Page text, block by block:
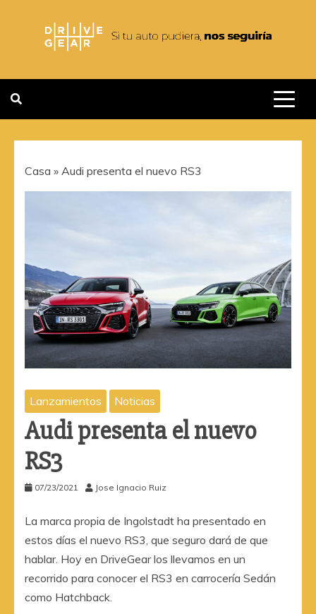
contenido
DRIVEGEAR
Casa » Audi presenta el nuevo RS3
Lanzamientos Noticias
Audi presenta el nuevo
RS3
07/23/2021 Jose Ignacio Ruiz
La marca propia de Ingolstadt ha presentado en
estos días el nuevo RS3, que seguro dará de que
hablar. Hoy en DriveGear los llevamos en un
recorrido para conocer el RS3 en carrocería Sedán
como Hatchback.